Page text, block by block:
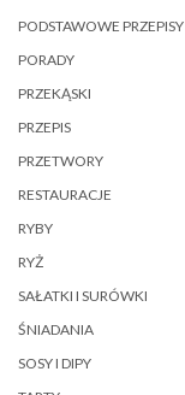
PODSTAWOWE PRZEPISY
PORADY
PRZEKĄSKI
PRZEPIS
PRZETWORY
RESTAURACJE
RYBY
RYŻ
SAŁATKI I SURÓWKI
ŚNIADANIA
SOSY I DIPY